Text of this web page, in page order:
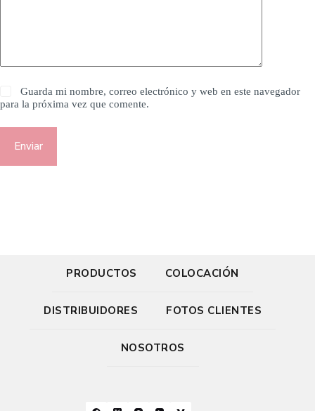
Guarda mi nombre, correo electrónico y web en este navegador
para la próxima vez que comente.
Enviar
PRODUCTOS COLOCACIÓN
DISTRIBUIDORES FOTOS CLIENTES
NOSOTROS